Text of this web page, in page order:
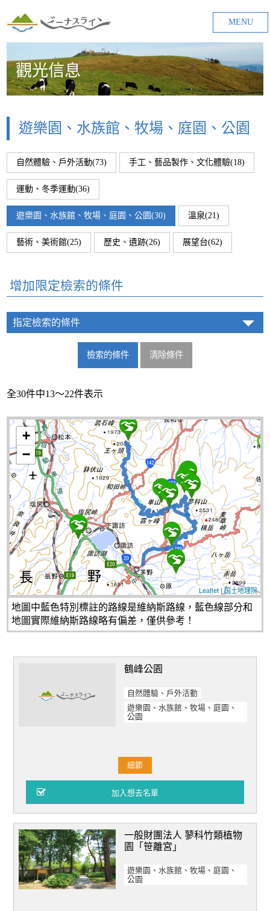
MENU
觀光信息
遊樂園、水族館、牧場、庭園、公園
自然體驗、戶外活動(73) 手工、藝品製作、文化體驗(18)
運動、冬季運動(36)
遊樂園、水族館、牧場、庭園、公園(30) 溫泉(21)
藝術、美術館(25) 歷史、遺跡(26) 展望台(62)
增加限定檢索的條件
指定檢索的條件
全30件中13～22件表示
+
−
Leaflet|国土地理院
地圖中藍色特別標註的路線是維納斯路線，藍色線部分和
地圖實際維納斯路線略有偏差，僅供參考！
鶴峰公園
自然體驗、戶外活動
遊樂園、水族館、牧場、庭園、
公園
細節
一般財團法人 蓼科竹類植物
園「笹離宮」
遊樂園、水族館、牧場、庭園、
公園